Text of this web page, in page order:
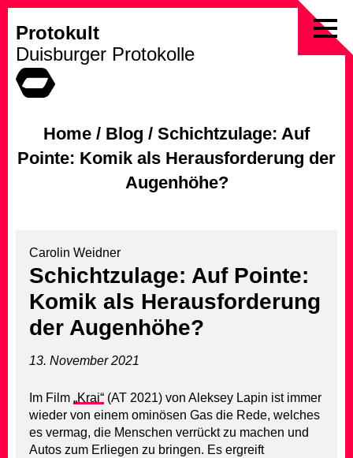
to
Protokult
Duisburger Protokolle
Home / Blog / Schichtzulage: Auf
Pointe: Komik als Herausforderung der
Augenhöhe?
Carolin Weidner
Schichtzulage: Auf Pointe:
Komik als Herausforderung
der Augenhöhe?
13. November 2021
Im Film „Krai“ (AT 2021) von Aleksey Lapin ist immer
wieder von einem ominösen Gas die Rede, welches
es vermag, die Menschen verrückt zu machen und
Autos zum Erliegen zu bringen. Es ergreift